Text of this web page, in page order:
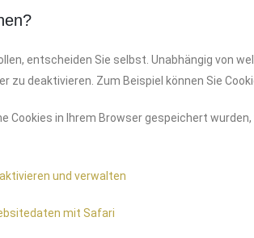
entscheiden Sie selbst. Unabhängig von
zu deaktivieren. Zum Beispiel können Sie
in Ihrem Browser gespeichert
und verwalten
mit Safari